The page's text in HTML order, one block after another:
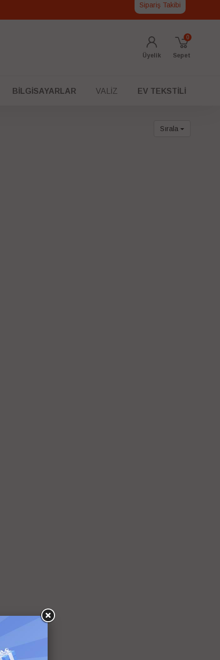
Sipariş Takibi
Üyelik Sepet
0
BILGISAYARLAR VALIZ EV TEKSTILI
Sırala